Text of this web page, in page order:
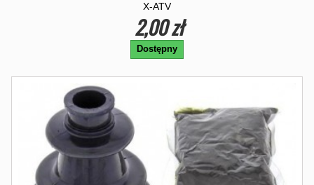
X-ATV
2,00 zł
Dostępny